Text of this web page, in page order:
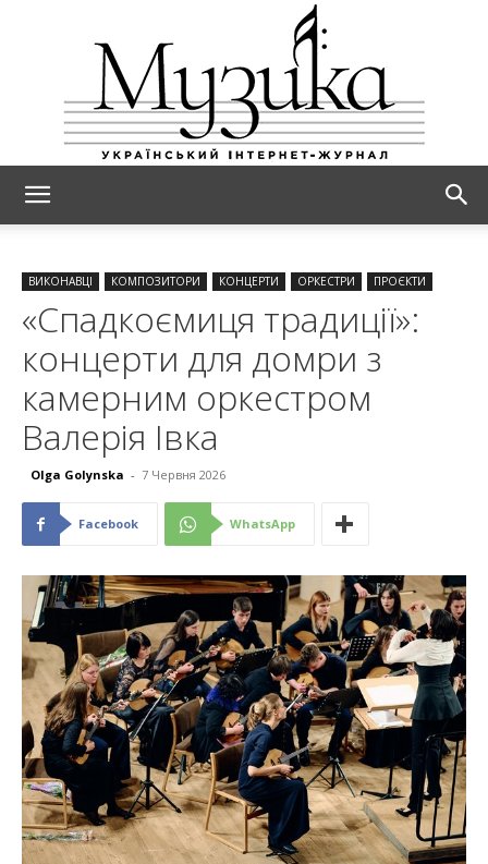
ВИКОНАВЦІ КОМПОЗИТОРИ КОНЦЕРТИ ОРКЕСТРИ ПРОЄКТИ
«Спадкоємиця традиції»:
концерти для домри з
камерним оркестром
Валерія Івка
Olga Golynska - 7 Червня 2026
Facebook WhatsApp